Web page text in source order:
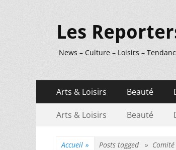
Les
News – Culture – Loisirs –
Menu
principal
contenu
Arts & Loisirs Beauté
Menu
Arts & Loisirs Beauté
Accueil » Posts tagged »